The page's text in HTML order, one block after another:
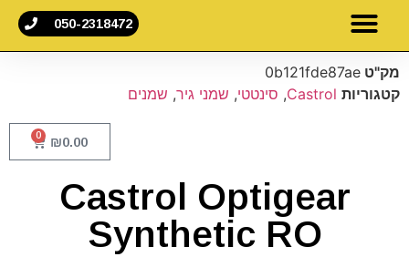
050-2318472
מק"ט 0b121fde87ae
קטגוריות Castrol
, סינטטי, שמני גיר, שמנים
₪0.00
0
Castrol Optigear
Synthetic RO